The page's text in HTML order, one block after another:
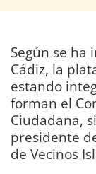
Según se ha
Cádiz, la
estando
forman el
Ciudadana,
presidente
de Vecinos